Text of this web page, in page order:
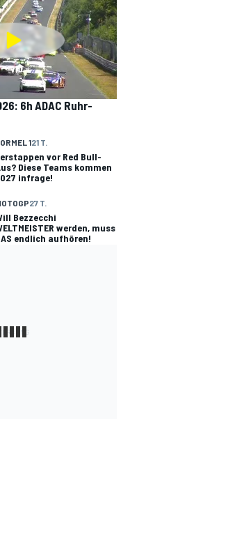
6h ADAC Ruhr-
121 T.
vor Red Bull-
Diese Teams kommen
infrage!
27 T.
Bezzecchi
werden, muss
endlich aufhören!